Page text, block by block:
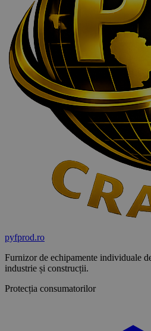
pyfprod.ro
Furnizor de echipamente individuale
industrie și construcții.
Protecția consumatorilor